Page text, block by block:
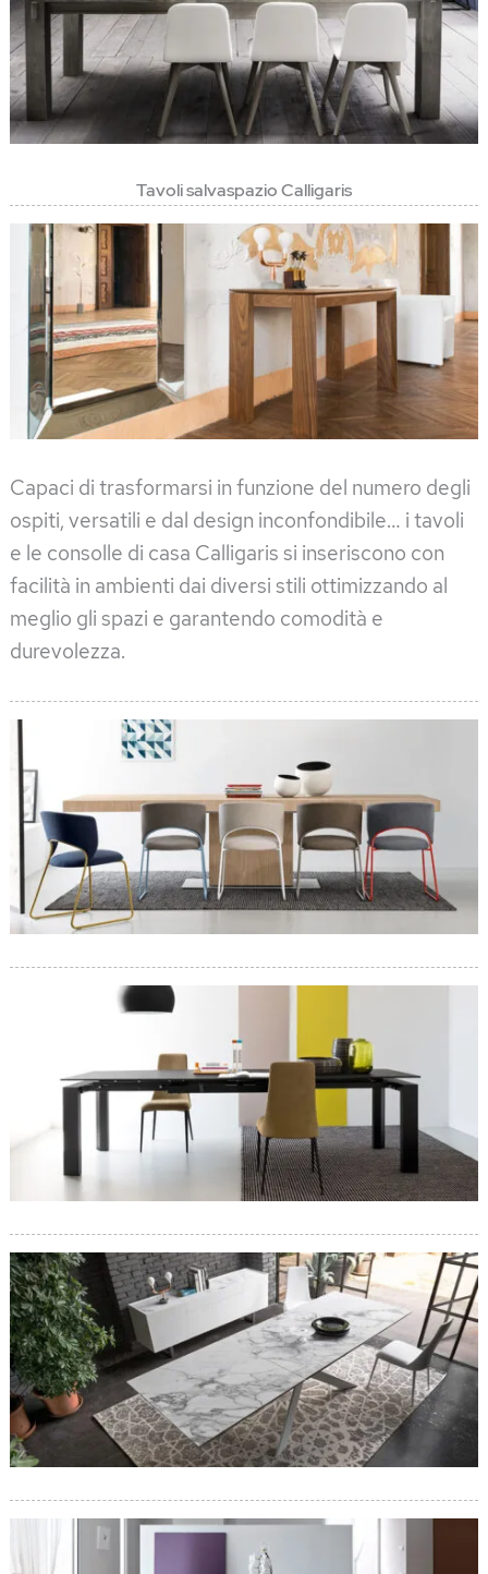
Tavoli salvaspazio Calligaris
Capaci di trasformarsi in funzione del numero degli
ospiti, versatili e dal design inconfondibile… i tavoli
e le consolle di casa Calligaris si inseriscono con
facilità in ambienti dai diversi stili ottimizzando al
meglio gli spazi e garantendo comodità e
durevolezza.